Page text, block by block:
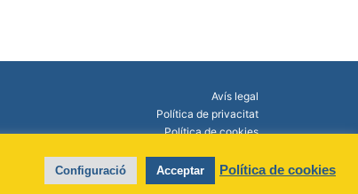
Avís legal
Política de privacitat
Política de cookies
Configuració Acceptar Política de cookies